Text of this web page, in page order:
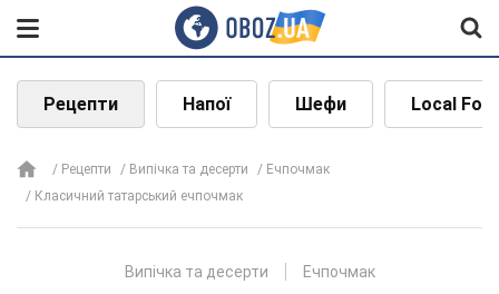
Рецепти Напої Шефи Local
Рецепти Випічка та десерти
Ечпочмак
Класичний татарський ечпочмак
Випічка та десерти Ечпочмак